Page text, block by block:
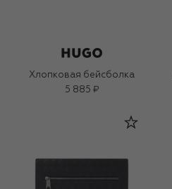
Хлопковая бейсболка
5 885 ₽